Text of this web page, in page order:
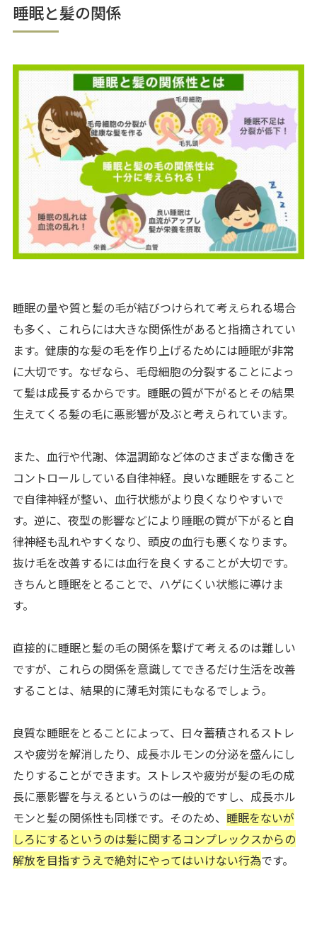
睡眠と髪の関係
睡眠の量や質と髪の毛が結びつけられて考えられる場合
も多く、これらには大きな関係性があると指摘されてい
ます。健康的な髪の毛を作り上げるためには睡眠が非常
に大切です。なぜなら、毛母細胞の分裂することによっ
て髪は成長するからです。睡眠の質が下がるとその結果
生えてくる髪の毛に悪影響が及ぶと考えられています。
また、血行や代謝、体温調節など体のさまざまな働きを
コントロールしている自律神経。良いな睡眠をすること
で自律神経が整い、血行状態がより良くなりやすいで
す。逆に、夜型の影響などにより睡眠の質が下がると自
律神経も乱れやすくなり、頭皮の血行も悪くなります。
抜け毛を改善するには血行を良くすることが大切です。
きちんと睡眠をとることで、ハゲにくい状態に導けま
す。
直接的に睡眠と髪の毛の関係を繋げて考えるのは難しい
ですが、これらの関係を意識してできるだけ生活を改善
することは、結果的に薄毛対策にもなるでしょう。
良質な睡眠をとることによって、日々蓄積されるストレ
スや疲労を解消したり、成長ホルモンの分泌を盛んにし
たりすることができます。ストレスや疲労が髪の毛の成
長に悪影響を与えるというのは一般的ですし、成長ホル
モンと髪の関係性も同様です。そのため、 睡眠をないが
しろにするというのは髪に関するコンプレックスからの
解放を目指すうえで絶対にやってはいけない行為です。